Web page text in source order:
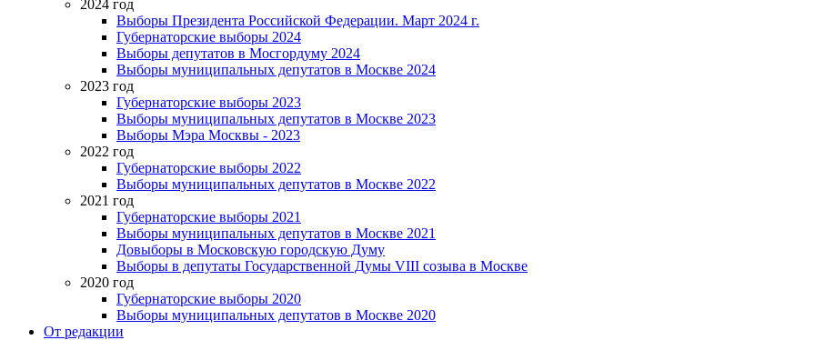
2024 год
Выборы Президента Российской Федерации. Март 2024 г.
Губернаторские выборы 2024
Выборы депутатов в Мосгордуму 2024
Выборы муниципальных депутатов в Москве 2024
2023 год
Губернаторские выборы 2023
Выборы муниципальных депутатов в Москве 2023
Выборы Мэра Москвы - 2023
2022 год
Губернаторские выборы 2022
Выборы муниципальных депутатов в Москве 2022
2021 год
Губернаторские выборы 2021
Выборы муниципальных депутатов в Москве 2021
Довыборы в Московскую городскую Думу
Выборы в депутаты Государственной Думы VIII созыва в Москве
2020 год
Губернаторские выборы 2020
Выборы муниципальных депутатов в Москве 2020
От редакции